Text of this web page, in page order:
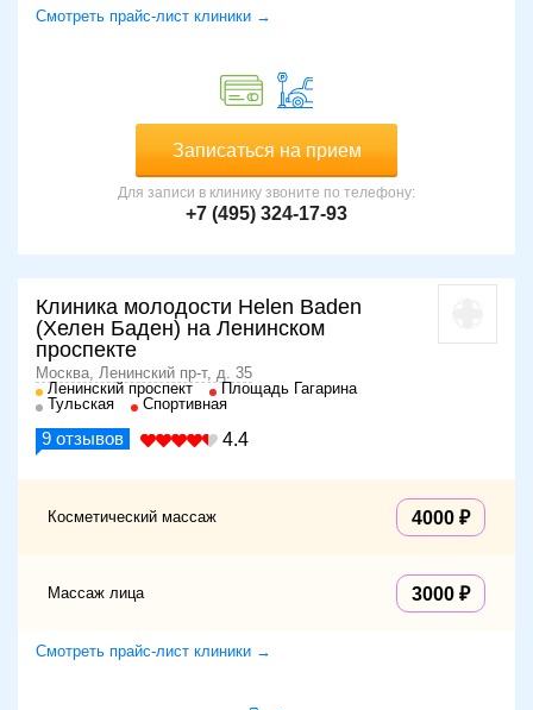
Смотреть прайс-лист клиники →
Записаться на прием
Для записи в клинику звоните по телефону:
+7 (495) 324-17-93
Клиника молодости Helen Baden
(Хелен Баден) на Ленинском
проспекте
Москва, Ленинский пр-т, д. 35
Ленинский проспект
Площадь Гагарина
Тульская
Спортивная
9 отзывов 4.4
Косметический массаж 4000
Массаж лица 3000
Смотреть прайс-лист клиники →